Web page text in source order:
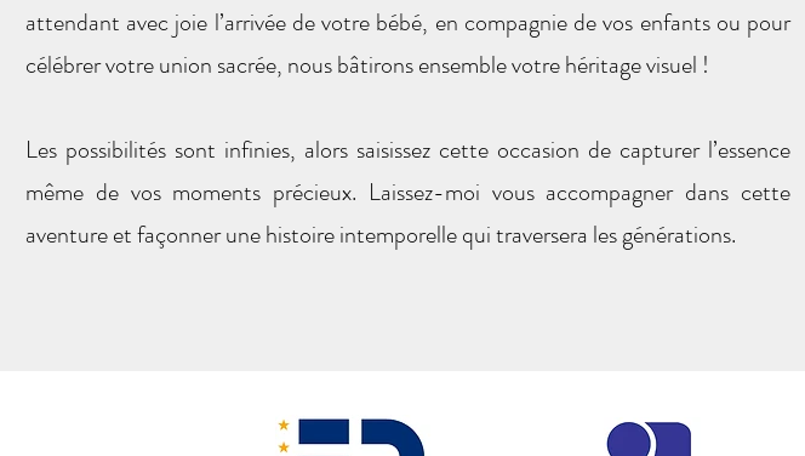
attendant avec joie l’arrivée de votre bébé, en compagnie de vos enfants ou pour
célébrer votre union sacrée, nous bâtirons ensemble votre héritage visuel !
Les possibilités sont infinies, alors saisissez cette occasion de capturer l’essence
même de vos moments précieux. Laissez-moi vous accompagner dans cette
aventure et façonner une histoire intemporelle qui traversera les générations.